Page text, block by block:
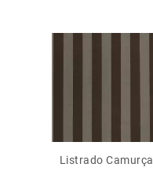
Listrado Camurça